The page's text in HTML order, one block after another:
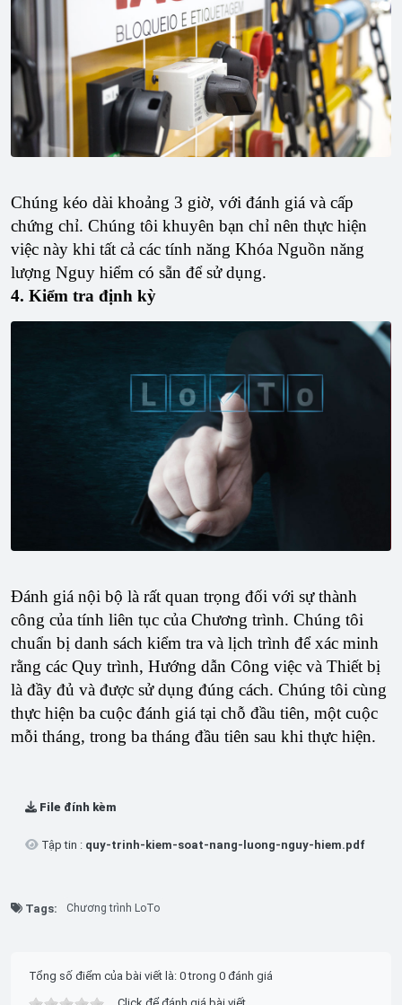
Chúng kéo dài khoảng 3 giờ, với đánh giá và cấp
chứng chỉ. Chúng tôi khuyên bạn chỉ nên thực hiện
việc này khi tất cả các tính năng Khóa Nguồn năng
lượng Nguy hiểm có sẵn để sử dụng.
4. Kiểm tra định kỳ
Đánh giá nội bộ là rất quan trọng đối với sự thành
công của tính liên tục của Chương trình. Chúng tôi
chuẩn bị danh sách kiểm tra và lịch trình để xác minh
rằng các Quy trình, Hướng dẫn Công việc và Thiết bị
là đầy đủ và được sử dụng đúng cách. Chúng tôi cùng
thực hiện ba cuộc đánh giá tại chỗ đầu tiên, một cuộc
mỗi tháng, trong ba tháng đầu tiên sau khi thực hiện.
File đính kèm
Tập tin : quy-trinh-kiem-soat-nang-luong-nguy-hiem.pdf
Tags: Chương trình LoTo
Tổng số điểm của bài viết là: 0 trong 0 đánh giá